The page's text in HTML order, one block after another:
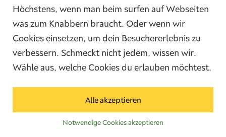
Kontakt
04285 5550902
04285 5550902
Höchstens, wenn man beim surfen auf Webseiten
was zum Knabbern braucht. Oder wenn wir
Cookies einsetzen, um dein Besuchererlebnis zu
verbessern. Schmeckt nicht jedem, wissen wir.
Wähle aus, welche Cookies du erlauben möchtest.
Alle akzeptieren
Notwendige Cookies akzeptieren